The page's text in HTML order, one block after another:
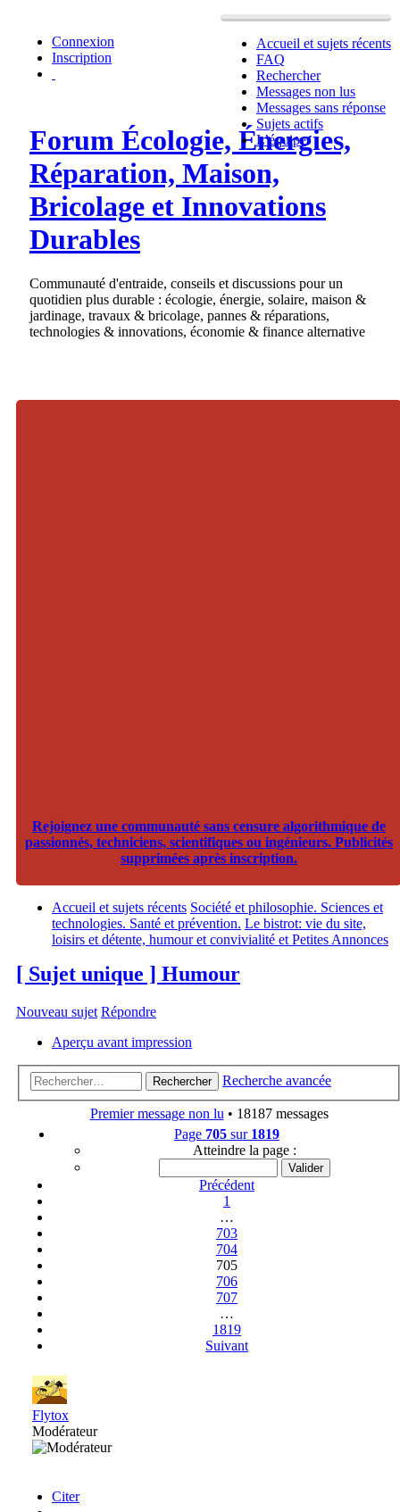
Accueil et sujets récents
FAQ
Rechercher
Messages non lus
Messages sans réponse
Sujets actifs
L’équipe
Connexion
Inscription
Forum Écologie, Énergies,
Réparation, Maison,
Bricolage et Innovations
Durables
Communauté d'entraide, conseils et discussions pour un
quotidien plus durable : écologie, énergie, solaire, maison &
jardinage, travaux & bricolage, pannes & réparations,
technologies & innovations, économie & finance alternative
Rejoignez une communauté sans censure algorithmique de
passionnés, techniciens, scientifiques ou ingénieurs. Publicités
supprimées après inscription.
Accueil et sujets récents Société et philosophie. Sciences et
technologies. Santé et prévention. Le bistrot: vie du site,
loisirs et détente, humour et convivialité et Petites Annonces
[ Sujet unique ] Humour
Nouveau sujet Répondre
Aperçu avant impression
Rechercher Recherche avancée
Premier message non lu • 18187 messages
Page 705 sur 1819
Atteindre la page :
Précédent
1
…
703
704
705
706
707
…
1819
Suivant
Flytox
Modérateur
Citer